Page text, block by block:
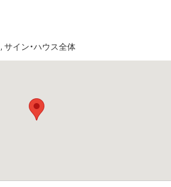
, サイン・ハウス全体